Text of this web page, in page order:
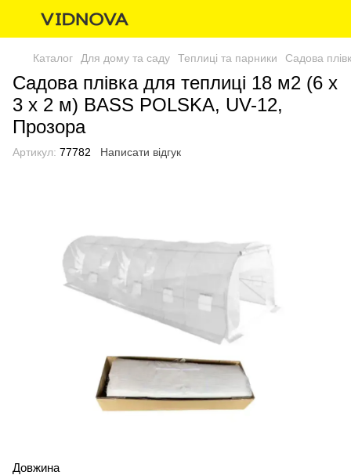
Каталог Для дому та саду Теплиці та парники Садова
Садова плівка для теплиці 18 м2 (6 х
3 х 2 м) BASS POLSKA, UV-12,
Прозора
Артикул: 77782 Написати відгук
Довжина